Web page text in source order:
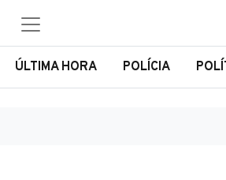
ÚLTIMA HORA POLÍCIA